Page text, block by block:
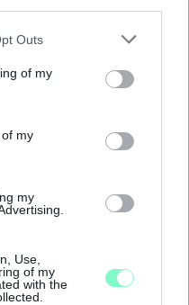
one or more Google
You may click to
its third-party tags to
in below Google
Outs
of my
my
my
Use,
of my
with the
–
A LÁTOGATÓKAT A
kiállításokkal készülnek a
ráadásul a Várkazamata